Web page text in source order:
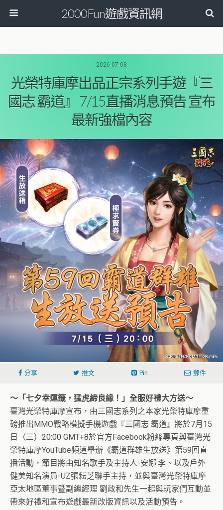
2000Fun遊戲資訊網
2026-07-08
光榮特庫摩出品正宗系列手遊『三
國志 霸道』 7/15直播消息預告 宣布
最新強檔內容
分享 推文 Pin 郵件
～「七夕幸運籤，猛虎締良緣！」全服好禮大方送～
臺灣光榮特庫摩宣布，由三國志系列之本家光榮特庫摩重
磅推出MMO戰略模擬手機遊戲『三國志 霸道』將於7月15
日（三）20:00 GMT+8於官方Facebook粉絲專頁與臺灣光
榮特庫摩YouTube頻道舉辦《霸道群雄生放送》第59回直
播活動，節目將由知名歌手及主持人-安娜·李、以及戶外
健美知名演員-UZ張耘芝聯手主持，並與臺灣光榮特庫摩
亞太地區董事暨副總經理 劉政和先生一起與玩家們互動並
帶來好禮和宣布遊戲最新改版資訊以及活動預告。